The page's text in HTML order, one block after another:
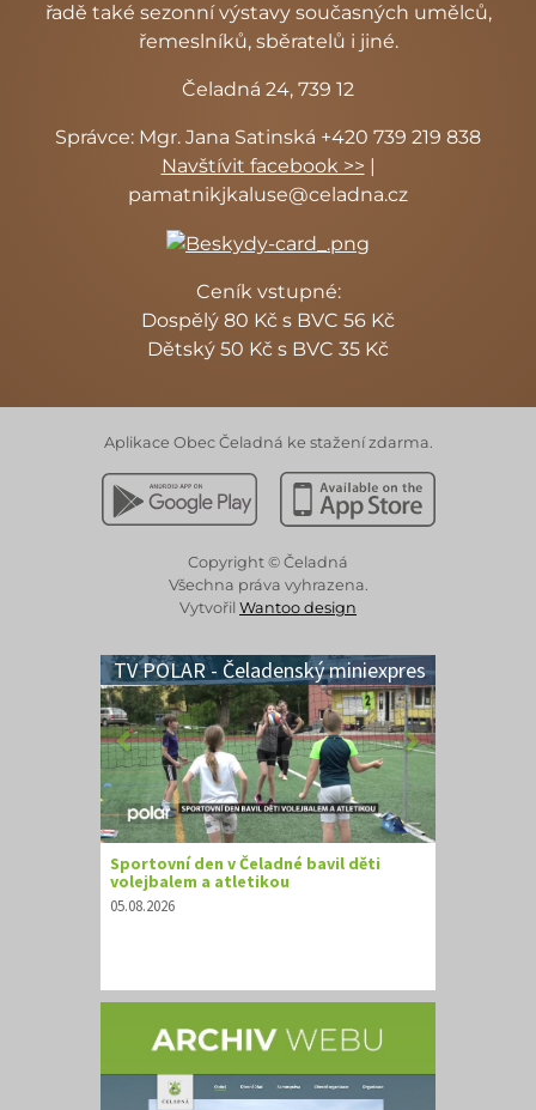
řadě také sezonní výstavy současných umělců,
řemeslníků, sběratelů i jiné.
Čeladná 24, 739 12
Správce: Mgr. Jana Satinská +420 739 219 838
Navštívit facebook >> |
pamatnikjkaluse@celadna.cz
Ceník vstupné:
Dospělý 80 Kč s BVC 56 Kč
Dětský 50 Kč s BVC 35 Kč
Aplikace Obec Čeladná ke stažení zdarma.
Stáhnout z Google PlayStáhnout z Apple App
Copyright © Čeladná
Všechna práva vyhrazena.
Vytvořil Wantoo design